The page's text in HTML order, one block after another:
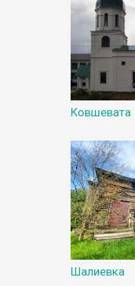
Ковшевата
Шалиевка